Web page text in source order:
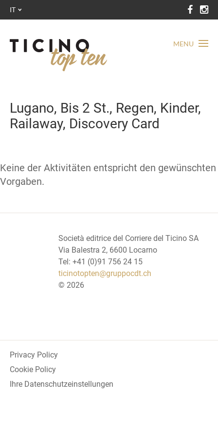
MENU
IT
Lugano, Bis 2 St., Regen, Kinder,
Railaway, Discovery Card
Keine der Aktivitäten entspricht den gewünschten
Vorgaben.
Società editrice del Corriere del Ticino SA
Via Balestra 2, 6600 Locarno
Tel: +41 (0)91 756 24 15
ticinotopten@gruppocdt.ch
© 2026
Privacy Policy
Cookie Policy
Ihre Datenschutzeinstellungen